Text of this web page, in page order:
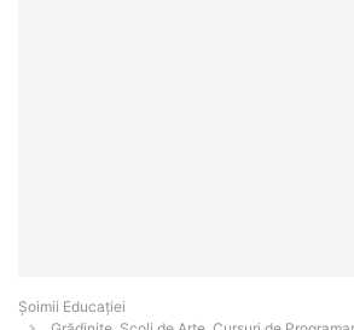
Șoimii Educației